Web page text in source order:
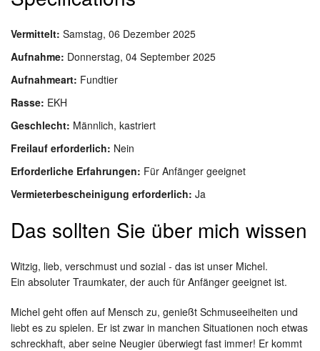
Vermittelt: Samstag, 06 Dezember 2025
Aufnahme: Donnerstag, 04 September 2025
Aufnahmeart: Fundtier
Rasse: EKH
Geschlecht: Männlich, kastriert
Freilauf erforderlich: Nein
Erforderliche Erfahrungen: Für Anfänger geeignet
Vermieterbescheinigung erforderlich: Ja
Das sollten Sie über mich wissen
Witzig, lieb, verschmust und sozial - das ist unser Michel.
Ein absoluter Traumkater, der auch für Anfänger geeignet ist.
Michel geht offen auf Mensch zu, genießt Schmuseeiheiten und
liebt es zu spielen. Er ist zwar in manchen Situationen noch etwas
schreckhaft, aber seine Neugier überwiegt fast immer! Er kommt